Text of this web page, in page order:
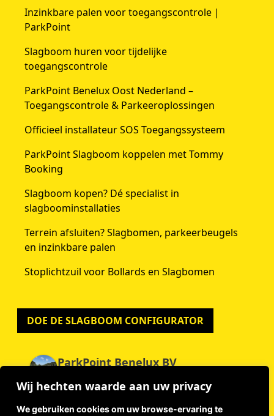
Wij hechten waarde aan uw privacy
We gebruiken cookies om uw browse-ervaring te
Inzinkbare palen voor toegangscontrole |
ParkPoint
Slagboom huren voor tijdelijke
toegangscontrole
ParkPoint Benelux Oost Nederland –
Toegangscontrole & Parkeeroplossingen
Officieel installateur SOS Toegangssysteem
ParkPoint Slagboom koppelen met Tommy
Booking
Slagboom kopen? Dé specialist in
slagboominstallaties
Terrein afsluiten? Slagbomen, parkeerbeugels
en inzinkbare palen
Stoplichtzuil voor Bollards en Slagbomen
DOE DE SLAGBOOM CONFIGURATOR
ParkPoint Benelux BV
Gebaseerd op 59 beoordelingen